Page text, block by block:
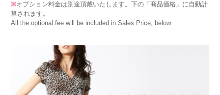
※オプション料金は別途頂戴いたします。下の「商品価格」に自動計
算されます。
All the optional fee will be included in Sales Price, below.